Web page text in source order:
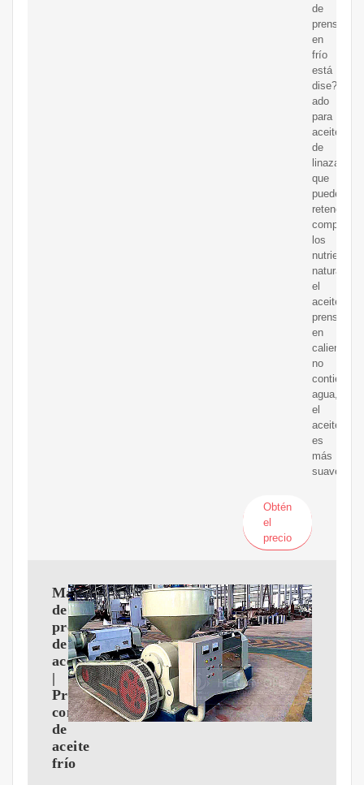
de
prensado
en
frío
está
dise?
ado
para
aceite
de
linaza,
que
puede
retener
los
nutrientes
naturales;
el
aceite
prensado
en
caliente
no
contiene
agua,
el
aceite
es
más
suave.
Obtén
el
precio
Máquina
de
prensa
de
aceite
|
Prensa
comercial
de
aceite
frío